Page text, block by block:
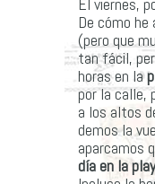
De cómo
(pero que
tan fácil,
horas en la
por la calle,
a los altos
demos la
aparcamos
día en la